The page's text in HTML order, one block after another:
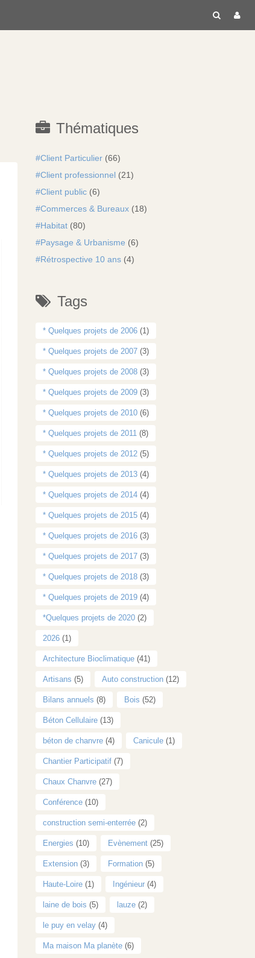
Thématiques
Client Particulier(66)
Client professionnel(21)
Client public(6)
Commerces & Bureaux(18)
Habitat(80)
Paysage & Urbanisme (6)
Rétrospective 10 ans(4)
Tags
* Quelques projets de 2006(1)
* Quelques projets de 2007(3)
* Quelques projets de 2008(3)
* Quelques projets de 2009(3)
* Quelques projets de 2010(6)
* Quelques projets de 2011(8)
* Quelques projets de 2012(5)
* Quelques projets de 2013(4)
* Quelques projets de 2014(4)
* Quelques projets de 2015(4)
* Quelques projets de 2016(3)
* Quelques projets de 2017(3)
* Quelques projets de 2018(3)
* Quelques projets de 2019(4)
*Quelques projets de 2020(2)
2026(1)
Architecture Bioclimatique(41)
Artisans (5) Auto construction(12)
Bilans annuels (8) Bois (52)
Béton Cellulaire(13)
béton de chanvre(4) Canicule(1)
Chantier Participatif(7)
Chaux Chanvre(27)
Conférence(10)
construction semi-enterrée(2)
Energies (10) Evènement(25)
Extension(3) Formation(5)
Haute-Loire(1) Ingénieur(4)
laine de bois (5) lauze(2)
le puy en velay(4)
Ma maison Ma planète(6)